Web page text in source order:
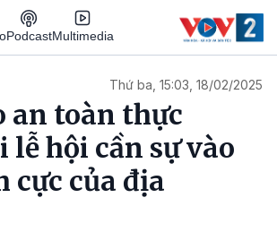
PodcastMultimedia
Thứ ba, 15:03, 18/02/2025
an toàn thực
lễ hội cần sự vào
cực của địa